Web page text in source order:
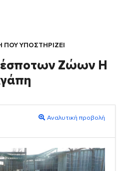
ΥΠΟΣΤΗΡΙΖΕΙ
Ζώων Η
Αναλυτική προβολή